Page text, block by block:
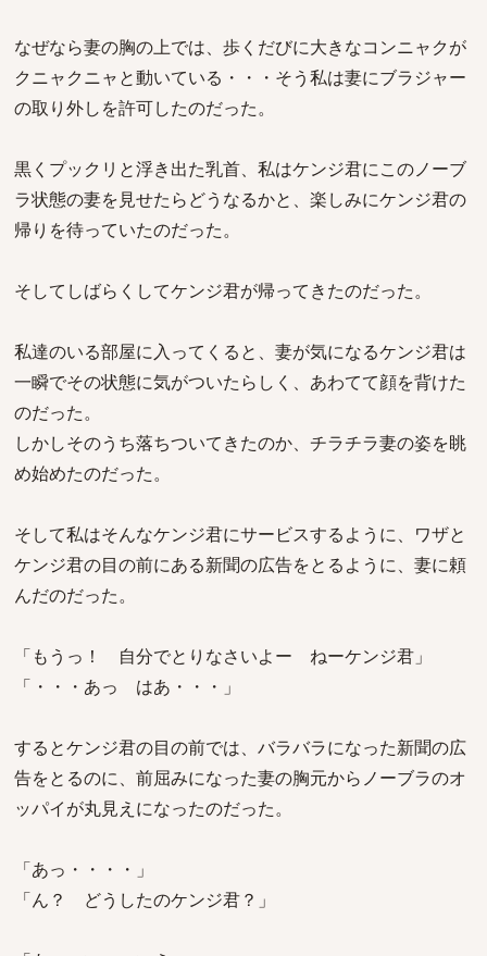
なぜなら妻の胸の上では、歩くだびに大きなコンニャクが
クニャクニャと動いている・・・そう私は妻にブラジャー
の取り外しを許可したのだった。
黒くプックリと浮き出た乳首、私はケンジ君にこのノーブ
ラ状態の妻を見せたらどうなるかと、楽しみにケンジ君の
帰りを待っていたのだった。
そしてしばらくしてケンジ君が帰ってきたのだった。
私達のいる部屋に入ってくると、妻が気になるケンジ君は
一瞬でその状態に気がついたらしく、あわてて顔を背けた
のだった。
しかしそのうち落ちついてきたのか、チラチラ妻の姿を眺
め始めたのだった。
そして私はそんなケンジ君にサービスするように、ワザと
ケンジ君の目の前にある新聞の広告をとるように、妻に頼
んだのだった。
「もうっ！ 自分でとりなさいよー ねーケンジ君」
「・・・あっ はあ・・・」
するとケンジ君の目の前では、バラバラになった新聞の広
告をとるのに、前屈みになった妻の胸元からノーブラのオ
ッパイが丸見えになったのだった。
「あっ・・・・」
「ん？ どうしたのケンジ君？」